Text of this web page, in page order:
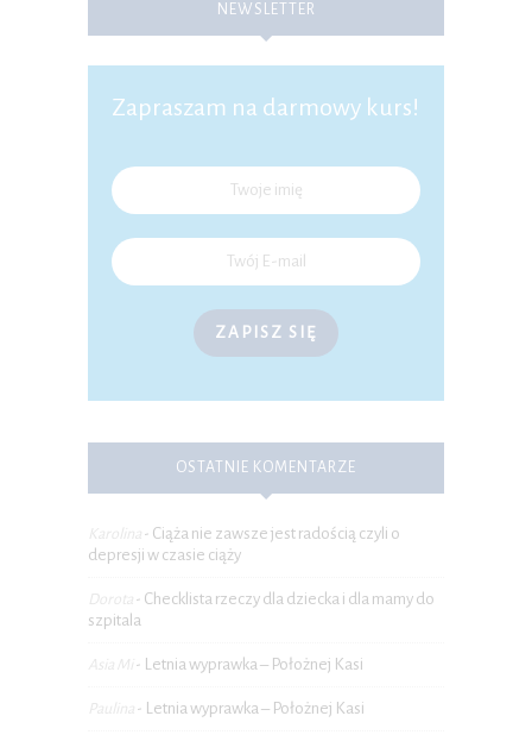
NEWSLETTER
Zapraszam na darmowy kurs!
ZAPISZ SIĘ
OSTATNIE KOMENTARZE
Karolina - Ciąża nie zawsze jest radością czyli o
depresji w czasie ciąży
Dorota - Checklista rzeczy dla dziecka i dla mamy do
szpitala
Asia Mi - Letnia wyprawka – Położnej Kasi
Paulina - Letnia wyprawka – Położnej Kasi